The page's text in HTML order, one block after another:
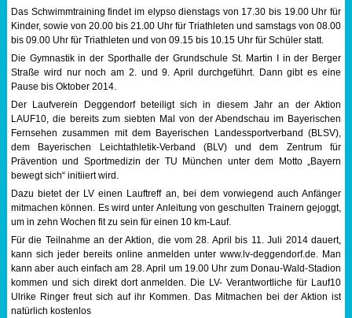
Das Schwimmtraining findet im elypso dienstags von 17.30 bis 19.00 Uhr für
Kinder, sowie von 20.00 bis 21.00 Uhr für Triathleten und samstags von 08.00
bis 09.00 Uhr für Triathleten und von 09.15 bis 10.15 Uhr für Schüler statt.
Die Gymnastik in der Sporthalle der Grundschule St. Martin I in der Berger
Straße wird nur noch am 2. und 9. April durchgeführt. Dann gibt es eine
Pause bis Oktober 2014.
Der Laufverein Deggendorf beteiligt sich in diesem Jahr an der Aktion
LAUF10, die bereits zum siebten Mal von der Abendschau im Bayerischen
Fernsehen zusammen mit dem Bayerischen Landessportverband (BLSV),
dem Bayerischen Leichtathletik-Verband (BLV) und dem Zentrum für
Prävention und Sportmedizin der TU München unter dem Motto „Bayern
bewegt sich“ initiiert wird.
Dazu bietet der LV einen Lauftreff an, bei dem vorwiegend auch Anfänger
mitmachen können. Es wird unter Anleitung von geschulten Trainern gejoggt,
um in zehn Wochen fit zu sein für einen 10 km-Lauf.
Für die Teilnahme an der Aktion, die vom 28. April bis 11. Juli 2014 dauert,
kann sich jeder bereits online anmelden unter www.lv-deggendorf.de. Man
kann aber auch einfach am 28. April um 19.00 Uhr zum Donau-Wald-Stadion
kommen und sich direkt dort anmelden. Die LV- Verantwortliche für Lauf10
Ulrike Ringer freut sich auf ihr Kommen. Das Mitmachen bei der Aktion ist
natürlich kostenlos